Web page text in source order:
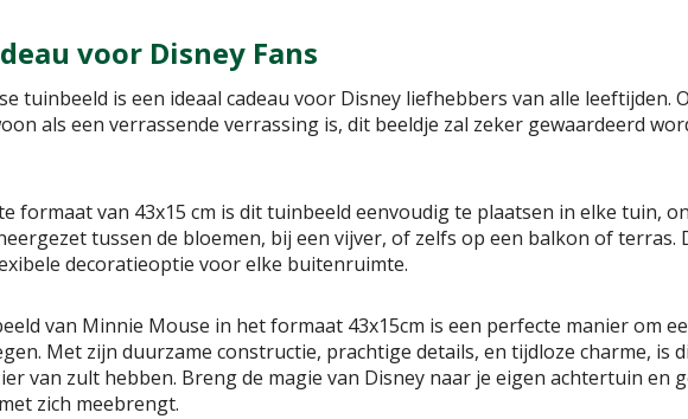
voor Disney Fans
tuinbeeld is een ideaal cadeau voor Disney liefhebbers van alle leeftijden.
als een verrassende verrassing is, dit beeldje zal zeker gewaardeerd
formaat van 43x15 cm is dit tuinbeeld eenvoudig te plaatsen in elke tuin,
tussen de bloemen, bij een vijver, of zelfs op een balkon of terras.
decoratieoptie voor elke buitenruimte.
van Minnie Mouse in het formaat 43x15cm is een perfecte manier om
Met zijn duurzame constructie, prachtige details, en tijdloze charme, is
van zult hebben. Breng de magie van Disney naar je eigen achtertuin en
zich meebrengt.